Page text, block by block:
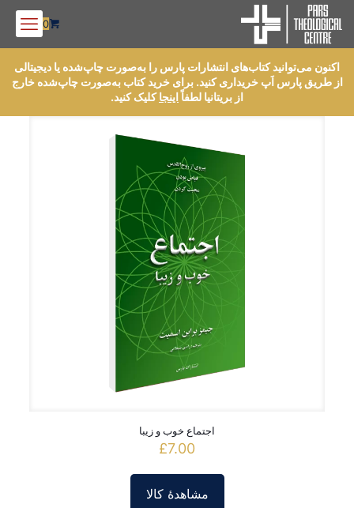
0
اکنون می‌توانید کتاب‌های انتشارات پارس را به‌صورت چاپ‌شده یا دیجیتالی
از طریق پارس اَپ خریداری کنید. برای خرید کتاب به‌صورت چاپ‌شده خارج
از بریتانیا لطفاًاینجاکلیک کنید.
اجتماع خوب و زیبا
£7.00
مشاهدۀ کالا